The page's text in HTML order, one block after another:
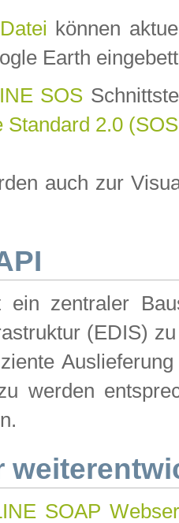
können
Earth
SOS
Standard 2.0
auch zur
ein zentraler
(EDIS)
werden
SOAP